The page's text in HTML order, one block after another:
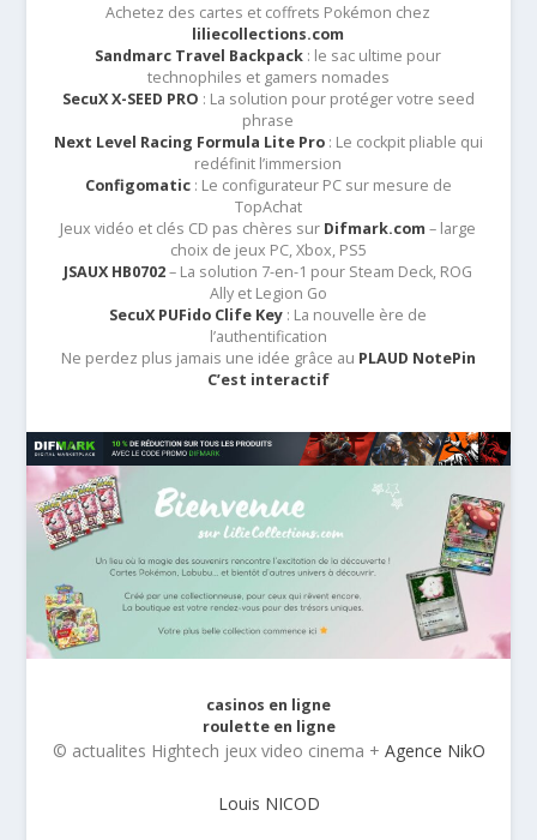
Achetez des cartes et coffrets Pokémon chez
liliecollections.com
Sandmarc Travel Backpack : le sac ultime pour
technophiles et gamers nomades
SecuX X-SEED PRO : La solution pour protéger votre seed
phrase
Next Level Racing Formula Lite Pro: Le cockpit pliable qui
redéfinit l’immersion
Configomatic: Le configurateur PC sur mesure de
TopAchat
Jeux vidéo et clés CD pas chères sur Difmark.com – large
choix de jeux PC, Xbox, PS5
JSAUX HB0702– La solution 7-en-1 pour Steam Deck, ROG
Ally et Legion Go
SecuX PUFido Clife Key : La nouvelle ère de
l’authentification
Ne perdez plus jamais une idée grâce au PLAUD NotePin
C’est interactif
casinos en ligne
roulette en ligne
© actualites Hightech jeux video cinema + Agence NikO
Louis NICOD